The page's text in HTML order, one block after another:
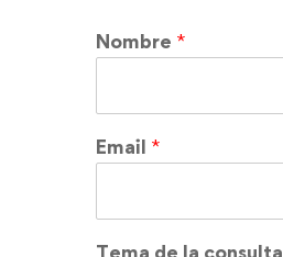
Nombre *
Email *
Tema de la consulta